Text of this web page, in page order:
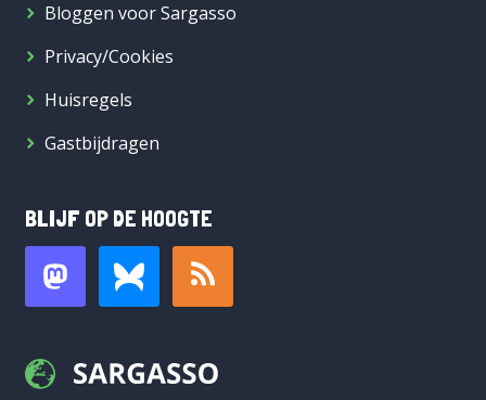
Bloggen voor Sargasso
Privacy/Cookies
Huisregels
Gastbijdragen
BLIJF OP DE HOOGTE